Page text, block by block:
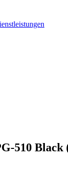
510 Black